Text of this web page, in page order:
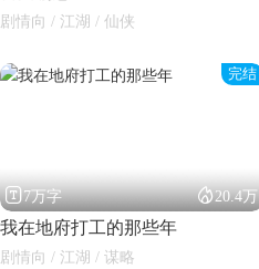
剧情向 / 江湖 / 仙侠
完结
7万字 20.4万
我在地府打工的那些年
剧情向 / 江湖 / 谋略